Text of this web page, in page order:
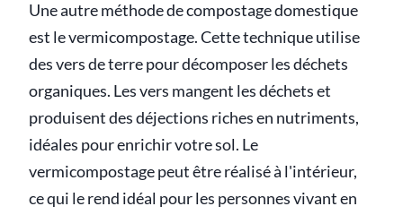
Une autre méthode de compostage domestique
est le vermicompostage. Cette technique utilise
des vers de terre pour décomposer les déchets
organiques. Les vers mangent les déchets et
produisent des déjections riches en nutriments,
idéales pour enrichir votre sol. Le
vermicompostage peut être réalisé à l'intérieur,
ce qui le rend idéal pour les personnes vivant en